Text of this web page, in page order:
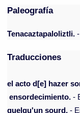
Paleografía
Tenacaztapaloliztli.
Traducciones
el acto d[e] hazer
ensordecimiento. -
quelqu'un sourd. -